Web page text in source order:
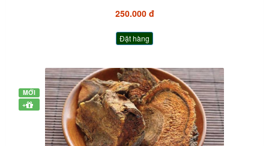
250.000 đ
Đặt hàng
MỚI
+